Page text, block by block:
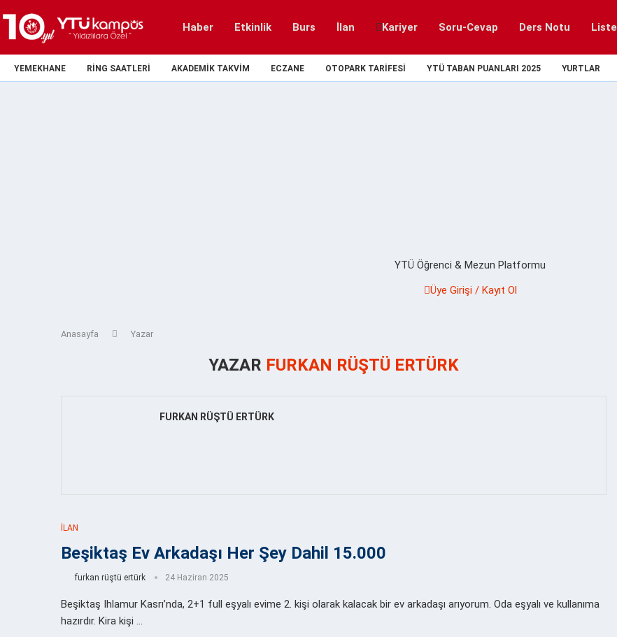
Haber Etkinlik Burs İlan Kariyer Soru-Cevap Ders Notu Liste
YEMEKHANE RING SAATLERI AKADEMIK TAKVIM ECZANE OTOPARK TARIFESI YTÜ TABAN PUANLARI 2025 YURTLAR
YTÜ Öğrenci & Mezun Platformu
Üye Girişi / Kayıt Ol
Anasayfa Yazar
YAZAR FURKAN RÜŞTÜ ERTÜRK
FURKAN RÜŞTÜ ERTÜRK
İLAN
Beşiktaş Ev Arkadaşı Her Şey Dahil 15.000
furkan rüştü ertürk 24 Haziran 2025
Beşiktaş Ihlamur Kasrı’nda, 2+1 full eşyalı evime 2. kişi olarak kalacak bir ev arkadaşı arıyorum. Oda eşyalı ve kullanıma
hazırdır. Kira kişi …